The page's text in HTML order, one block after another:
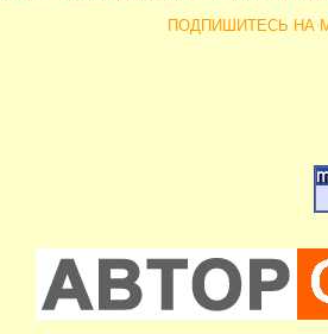
ПОДПИШИТЕСЬ НА